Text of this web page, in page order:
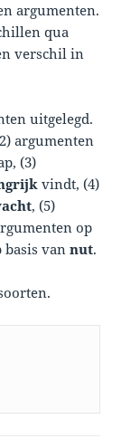
argumenten.
qua
verschil in
uitgelegd.
argumenten
(3)
vindt, (4)
, (5)
op
basis vannut.